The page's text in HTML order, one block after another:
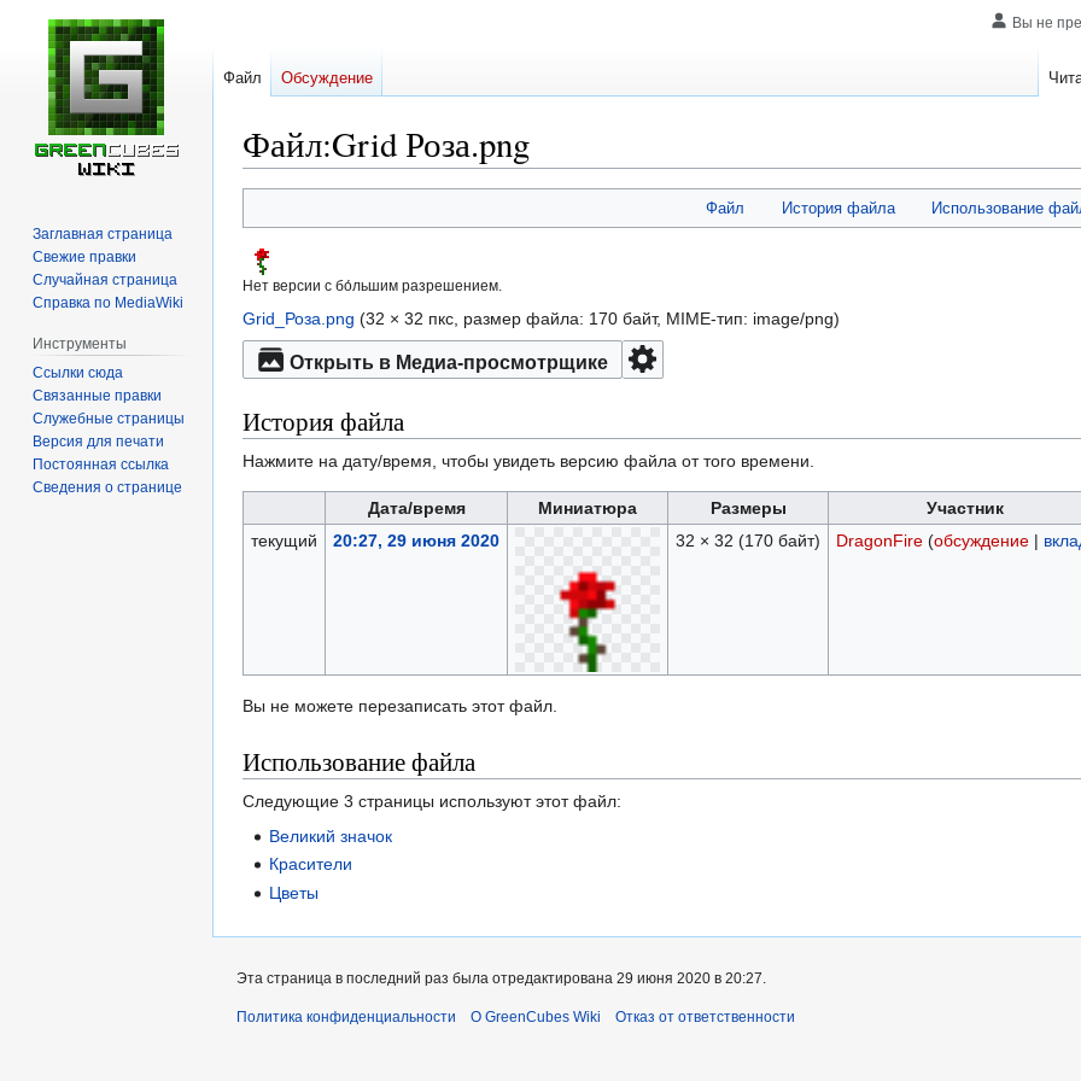
Файл:Grid Роза.png
к
навигации
к
поиску
Файл История файла Использование
Нет версии с бо́льшим разрешением.
Grid_Роза.png (32 × 32 пкс, размер файла: 170 байт, MIME-тип: image/png)
Открыть в Медиа-просмотрщике
История файла
Нажмите на дату/время, чтобы увидеть версию файла от того времени.
Дата/время Миниатюра Размеры
Участник
текущий
20:27, 29 июня 2020 32 × 32 (170 байт) DragonFire (обсуждение|
Вы не можете перезаписать этот файл.
Использование файла
Следующие 3 страницы используют этот файл:
Великий значок
Красители
Цветы
Вы не
Файл Обсуждение
Заглавная страница
Свежие правки
Случайная страница
Справка по MediaWiki
Инструменты
Ссылки сюда
Связанные правки
Служебные страницы
Версия для печати
Постоянная ссылка
Сведения о странице
Эта страница в последний раз была отредактирована 29 июня 2020 в 20:27.
Политика конфиденциальности О GreenCubes Wiki Отказ от ответственности